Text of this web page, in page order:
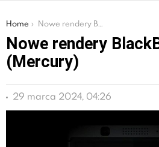
You are here:
Home Nowe rendery BlackBerry DTEK70 (Mercury)
Nowe rendery
(Mercury)
29 marca 2024, 04:26